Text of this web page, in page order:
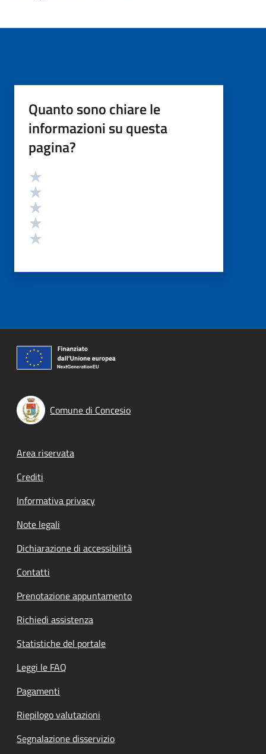
Quanto sono chiare le
informazioni su questa
pagina?
Valutazione
Comune di Concesio
Footer menu
Area riservata
Crediti
Informativa privacy
Note legali
Dichiarazione di accessibilità
Contatti
Prenotazione appuntamento
Richiedi assistenza
Statistiche del portale
Leggi le FAQ
Pagamenti
Riepilogo valutazioni
Segnalazione disservizio